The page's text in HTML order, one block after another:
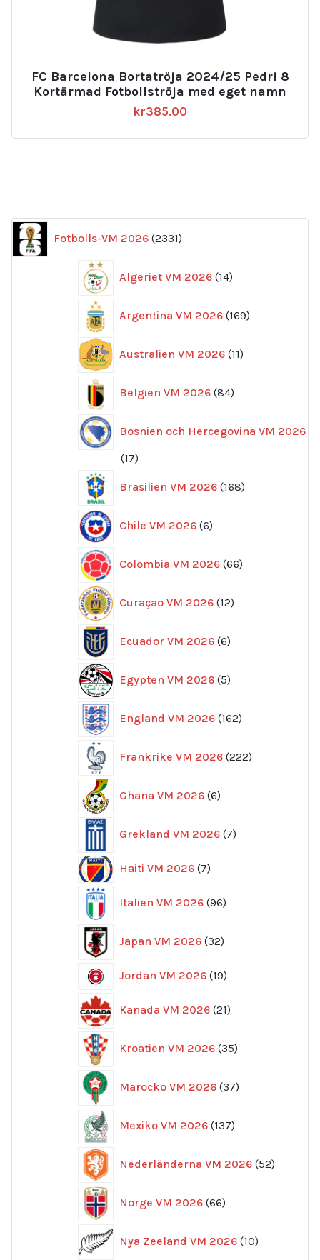
FC Barcelona Bortatröja 2024/25 Pedri 8
Kortärmad Fotbollströja med eget namn
kr385.00
Fotbolls-VM 2026 2331
produkter
Algeriet VM 2026 14
produkter
Argentina VM 2026 169
produkter
Australien VM 2026 11
produkter
Belgien VM 2026 84
produkter
Bosnien och Hercegovina VM 2026
1717
Brasilien VM 2026 168
produkter
Chile VM 2026 6
produkter
Colombia VM 2026 66
produkter
Curaçao VM 2026 12
produkter
Ecuador VM 2026 6
produkter
Egypten VM 2026 5
produkter
England VM 2026 162
produkter
Frankrike VM 2026 222
produkter
Ghana VM 2026 6
produkter
Grekland VM 2026 7
produkter
Haiti VM 2026 77
Italien VM 2026 96
produkter
Japan VM 2026 32
produkter
Jordan VM 2026 1919
Kanada VM 2026 21
produkter
Kroatien VM 2026 35
produkter
Marocko VM 2026 37
produkter
Mexiko VM 2026 137
produkter
Nederländerna VM 2026 52
Norge VM 2026 66
produkter
Nya Zeeland VM 2026 10
produkter